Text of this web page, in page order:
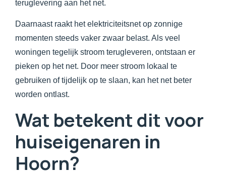
teruglevering aan het net.
Daarnaast raakt het elektriciteitsnet op zonnige
momenten steeds vaker zwaar belast. Als veel
woningen tegelijk stroom terugleveren, ontstaan er
pieken op het net. Door meer stroom lokaal te
gebruiken of tijdelijk op te slaan, kan het net beter
worden ontlast.
Wat betekent dit voor
huiseigenaren in
Hoorn?